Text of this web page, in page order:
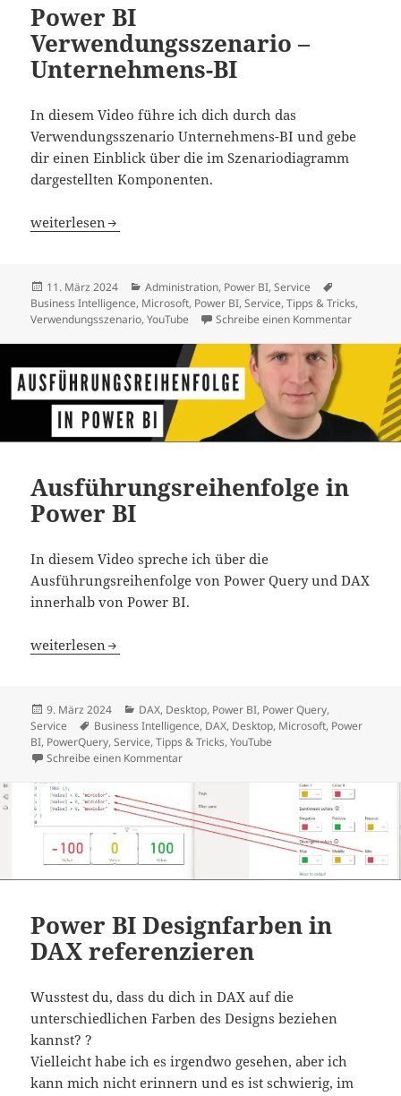
Power BI
Verwendungsszenario –
Unternehmens-BI
In diesem Video führe ich dich durch das
Verwendungsszenario Unternehmens-BI und gebe
dir einen Einblick über die im Szenariodiagramm
dargestellten Komponenten.
Power BI Verwendungsszenario – Unternehmens-BI
weiterlesen
Veröffentlicht
am
11. März 2024 Kategorien
Administration, Power BI,Service
Business Intelligence, Microsoft, Power BI,Service,Tipps & Tricks,
Verwendungsszenario,YouTube Schreibe einen Kommentarzu
Ausführungsreihenfolge in
Power BI
In diesem Video spreche ich über die
Ausführungsreihenfolge von Power Query und DAX
innerhalb von Power BI.
Ausführungsreihenfolge in Power BI
weiterlesen
Veröffentlicht
am
9. März 2024 Kategorien
DAX, Desktop, Power BI, Power Query,
Service
Schlagwörter
Business Intelligence, DAX, Desktop, Microsoft, Power
BI, PowerQuery,Service,Tipps & Tricks,YouTube
Schreibe einen Kommentarzu Ausführungsreihenfolge in Power BI
Power BI Designfarben in
DAX referenzieren
Wusstest du, dass du dich in DAX auf die
unterschiedlichen Farben des Designs beziehen
kannst? ?
Vielleicht habe ich es irgendwo gesehen, aber ich
kann mich nicht erinnern und es ist schwierig, im